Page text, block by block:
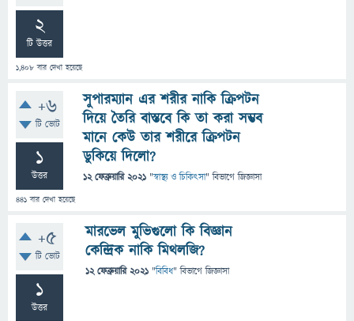
2
টি উত্তর
1,408 বার দেখা হয়েছে
+6
টি ভোট
1
উত্তর
441 বার দেখা হয়েছে
সুপারম্যান এর শরীর নাকি ক্রিপটন
দিয়ে তৈরি বাস্তবে কি তা করা সম্ভব
মানে কেউ তার শরীরে ক্রিপটন
ডুকিয়ে দিলো?
12 ফেব্রুয়ারি 2021 "স্বাস্থ্য ও চিকিৎসা" বিভাগে জিজ্ঞাসা
+5
টি ভোট
1
উত্তর
মারভেল মুভিগুলো কি বিজ্ঞান
কেন্দ্রিক নাকি মিথলজি?
12 ফেব্রুয়ারি 2021 "বিবিধ" বিভাগে জিজ্ঞাসা